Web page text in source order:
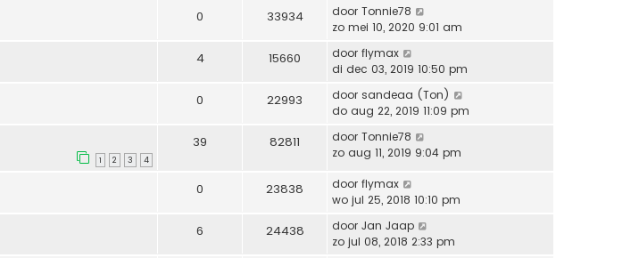
e
i
h
t
0 33934 door Tonnie78
zo mei 10, 2020 9:01 am
4 15660 door flymax
di dec 03, 2019 10:50 pm
0 22993 door sandeaa (Ton)
do aug 22, 2019 11:09 pm
1 2 3 4
39 82811 door Tonnie78
zo aug 11, 2019 9:04 pm
0 23838 door flymax
wo jul 25, 2018 10:10 pm
6 24438 door Jan Jaap
zo jul 08, 2018 2:33 pm